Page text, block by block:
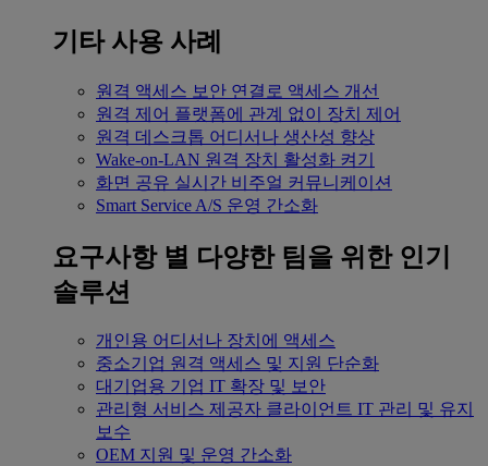
기타 사용 사례
원격 액세스 보안 연결로 액세스 개선
원격 제어 플랫폼에 관계 없이 장치 제어
원격 데스크톱 어디서나 생산성 향상
Wake-on-LAN 원격 장치 활성화 켜기
화면 공유 실시간 비주얼 커뮤니케이션
Smart Service A/S 운영 간소화
요구사항 별 다양한 팀을 위한 인기
솔루션
개인용 어디서나 장치에 액세스
중소기업 원격 액세스 및 지원 단순화
대기업용 기업 IT 확장 및 보안
관리형 서비스 제공자 클라이언트 IT 관리 및 유지
보수
OEM 지원 및 운영 간소화